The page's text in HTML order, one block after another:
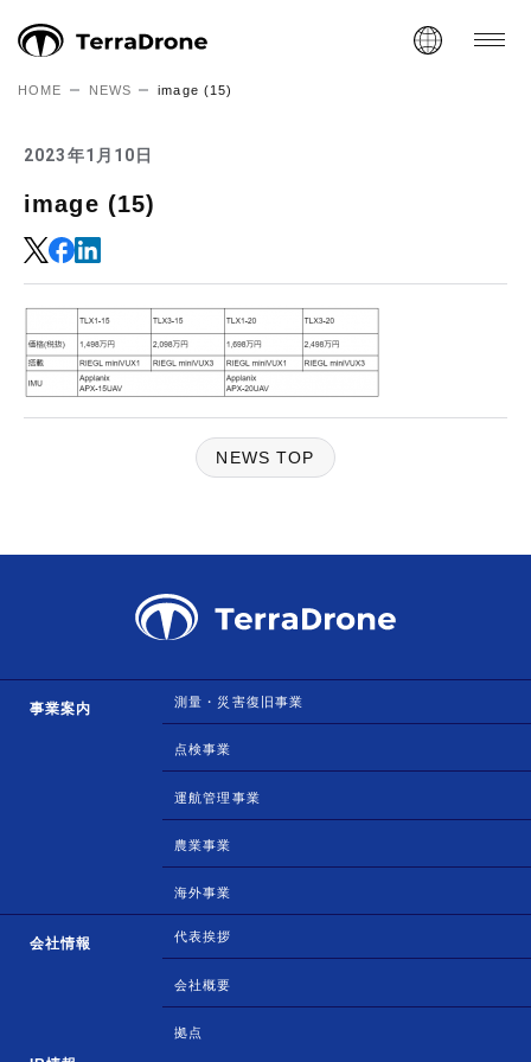
HOME NEWS image (15)
2023年1月10日
image (15)
NEWS TOP
事業案内 測量・災害復旧事業
点検事業
運航管理事業
農業事業
海外事業
会社情報 代表挨拶
会社概要
拠点